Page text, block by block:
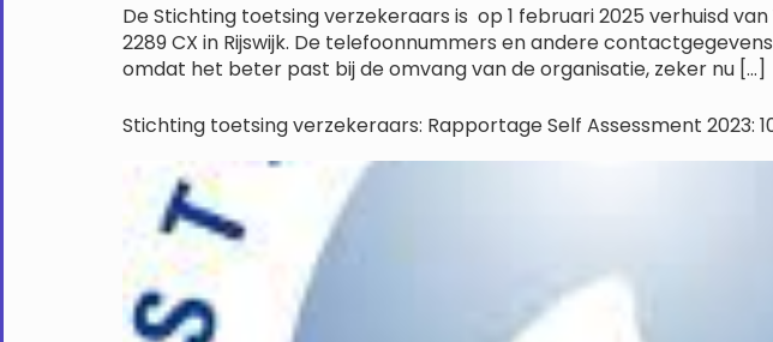
De Stichting toetsing verzekeraars is op 1 februari 2025 verhuisd
2289 CX in Rijswijk. De telefoonnummers en andere
omdat het beter past bij de omvang van de organisatie, zeker nu […]
Stichting toetsing verzekeraars: Rapportage Self Assessment 2023: